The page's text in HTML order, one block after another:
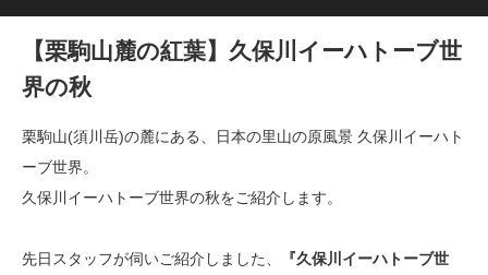
【栗駒山麓の紅葉】久保川イーハトーブ世
界の秋
栗駒山(須川岳)の麓にある、日本の里山の原風景 久保川イーハト
ーブ世界。
久保川イーハトーブ世界の秋をご紹介します。
先日スタッフが伺いご紹介しました、
『久保川イーハトーブ世